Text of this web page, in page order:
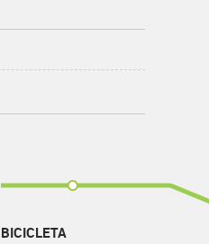
BICICLETA